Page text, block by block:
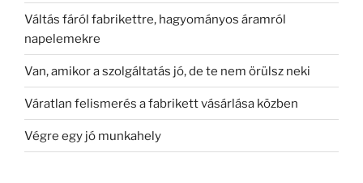
Váltás fáról fabrikettre, hagyományos áramról
napelemekre
Van, amikor a szolgáltatás jó, de te nem örülsz neki
Váratlan felismerés a fabrikett vásárlása közben
Végre egy jó munkahely